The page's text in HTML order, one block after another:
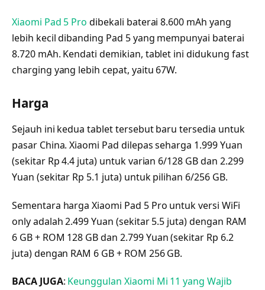
Xiaomi Pad 5 Pro dibekali baterai 8.600 mAh yang
lebih kecil dibanding Pad 5 yang mempunyai baterai
8.720 mAh. Kendati demikian, tablet ini didukung fast
charging yang lebih cepat, yaitu 67W.
Harga
Sejauh ini kedua tablet tersebut baru tersedia untuk
pasar China. Xiaomi Pad dilepas seharga 1.999 Yuan
(sekitar Rp 4.4 juta) untuk varian 6/128 GB dan 2.299
Yuan (sekitar Rp 5.1 juta) untuk pilihan 6/256 GB.
Sementara harga Xiaomi Pad 5 Pro untuk versi WiFi
only adalah 2.499 Yuan (sekitar 5.5 juta) dengan RAM
6 GB + ROM 128 GB dan 2.799 Yuan (sekitar Rp 6.2
juta) dengan RAM 6 GB + ROM 256 GB.
BACA JUGA: Keunggulan Xiaomi Mi 11 yang Wajib